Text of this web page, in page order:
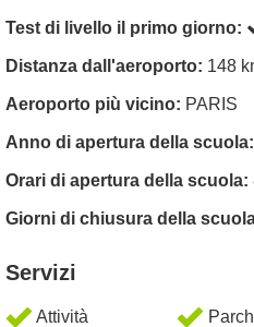
Test di livello il primo giorno:
Distanza dall'aeroporto: 148
Aeroporto più vicino: PARIS
Anno di apertura della scuola:
Orari di apertura della scuola:
Giorni di chiusura della
Servizi
Attività